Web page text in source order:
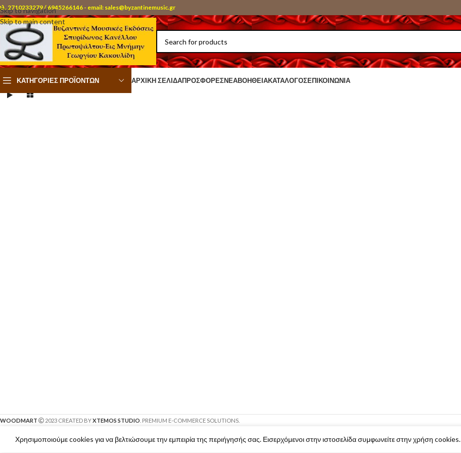
Skip to navigation
Skip to main content
2710233279 / 6945266146 - email: sales@byzantinemusic.gr
ΚΑΤΗΓΟΡΊΕΣ ΠΡΟΪΌΝΤΩΝ ΑΡΧΙΚΉ ΣΕΛΊΔΑΠΡΟΣΦΟΡΈΣΝΈΑΒΟΉΘΕΙΑΚΑΤΆΛΟΓΟΣΕΠΙΚΟΙΝΩΝΊΑ
1
/
WOODMART 2023 CREATED BYXTEMOS STUDIO . PREMIUM E-COMMERCE SOLUTIONS.
Χρησιμοποιούμε cookies για να βελτιώσουμε την εμπειρία της περιήγησής σας. Εισερχόμενοι στην ιστοσελίδα συμφωνείτε στην χρήση cookies.